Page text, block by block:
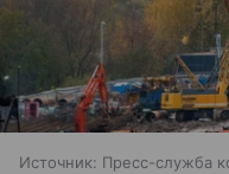
Источник: Пресс-служба